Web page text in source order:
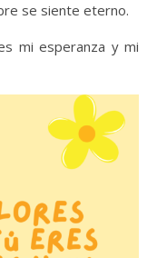
se siente eterno.
mi esperanza y mi